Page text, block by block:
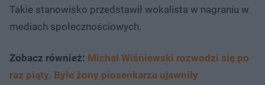
Takie stanowisko przedstawił wokalista w nagraniu w
mediach społecznościowych.
Zobacz również: Michał Wiśniewski rozwodzi się po
raz piąty. Byłe żony piosenkarza ujawniły